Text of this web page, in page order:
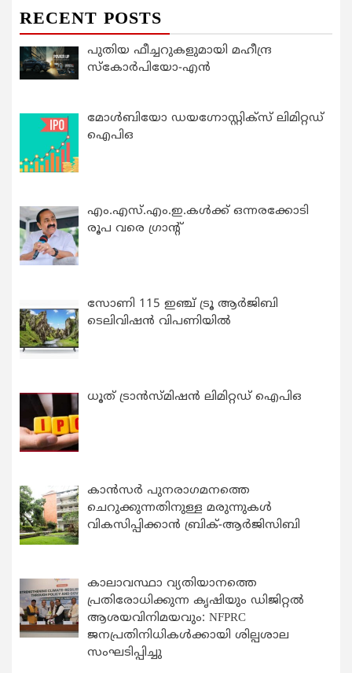
RECENT POSTS
പുതിയ ഫീച്ചറുകളുമായി മഹീന്ദ്ര
സ്കോർപിയോ-എൻ
മോൾബിയോ ഡയഗ്നോസ്റ്റിക്സ് ലിമിറ്റഡ്
ഐപിഒ
എം.എസ്.എം.ഇ.കൾക്ക് ഒന്നരക്കോടി
രൂപ വരെ ഗ്രാന്റ്
സോണി 115 ഇഞ്ച് ട്രൂ ആർജിബി
ടെലിവിഷൻ വിപണിയിൽ
ധൂത് ട്രാൻസ്മിഷൻ ലിമിറ്റഡ് ഐപിഒ
കാന്‍സര്‍ പുനരാഗമനത്തെ
ചെറുക്കുന്നതിനുള്ള മരുന്നുകള്‍
വികസിപ്പിക്കാന്‍ ബ്രിക്-ആര്‍ജിസിബി
കാലാവസ്ഥാ വ്യതിയാനത്തെ
പ്രതിരോധിക്കുന്ന കൃഷിയും ഡിജിറ്റൽ
ആശയവിനിമയവും: NFPRC
ജനപ്രതിനിധികൾക്കായി ശില്പശാല
സംഘടിപ്പിച്ചു